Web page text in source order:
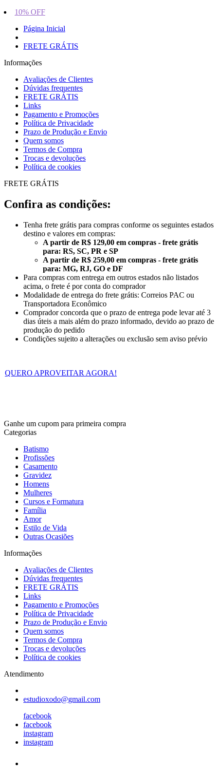
10% OFF
Página Inicial
FRETE GRÁTIS
Informações
Avaliações de Clientes
Dúvidas frequentes
FRETE GRÁTIS
Links
Pagamento e Promoções
Política de Privacidade
Prazo de Produção e Envio
Quem somos
Termos de Compra
Trocas e devoluções
Política de cookies
FRETE GRÁTIS
Confira as condições:
Tenha frete grátis para compras conforme os seguintes estados
destino e valores em compras:
A partir de R$ 129,00 em compras - frete grátis
para: RS, SC, PR e SP
A partir de R$ 259,00 em compras - frete grátis
para: MG, RJ, GO e DF
Para compras com entrega em outros estados não listados
acima, o frete é por conta do comprador
Modalidade de entrega do frete grátis: Correios PAC ou
Transportadora Econômico
Comprador concorda que o prazo de entrega pode levar até 3
dias úteis a mais além do prazo informado, devido ao prazo de
produção do pedido
Condições sujeito a alterações ou exclusão sem aviso prévio
QUERO APROVEITAR AGORA!
Ganhe um cupom para primeira compra
Categorias
Batismo
Profissões
Casamento
Gravidez
Homens
Mulheres
Cursos e Formatura
Família
Amor
Estilo de Vida
Outras Ocasiões
Informações
Avaliações de Clientes
Dúvidas frequentes
FRETE GRÁTIS
Links
Pagamento e Promoções
Política de Privacidade
Prazo de Produção e Envio
Quem somos
Termos de Compra
Trocas e devoluções
Política de cookies
Atendimento
estudioxodo@gmail.com
facebook
facebook
instagram
instagram